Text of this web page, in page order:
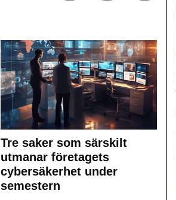
Tre saker som särskilt
utmanar företagets
cybersäkerhet under
semestern